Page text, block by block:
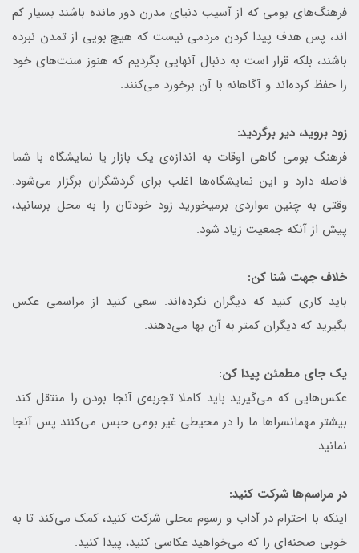
فرهنگ‌های بومی که از آسیب دنیای مدرن دور مانده باشند بسیار کم
اند، پس هدف پیدا کردن مردمی نیست که هیچ بویی از تمدن نبرده
باشند، بلکه قرار است به دنبال آنهایی بگردیم که هنوز سنت‌های خود
را حفظ کرده‌اند و آگاهانه با آن برخورد می‌کنند.
زود بروید، دیر برگردید:
فرهنگ بومی گاهی اوقات به اندازه‌ی یک بازار یا نمایشگاه با شما
فاصله دارد و این نمایشگاه‌ها اغلب برای گردشگران برگزار می‌شود.
وقتی به چنین مواردی بر‌می‎خورید زود خودتان را به محل برسانید،
پیش از آنکه جمعیت زیاد شود.
خلاف جهت شنا کن:
باید کاری کنید که دیگران نکرده‌اند. سعی کنید از مراسمی عکس
بگیرید که دیگران کمتر به آن بها می‌دهند.
یک جای مطمئن پیدا کن:
عکس‌هایی که می‌گیرید باید کاملا تجربه‌ی آنجا بودن را منتقل کند.
بیشتر مهمانسراها ما را در محیطی غیر بومی حبس می‌کنند پس آنجا
نمانید.
در مراسم‌ها شرکت کنید:
اینکه با احترام در آداب و رسوم محلی شرکت کنید، کمک می‌کند تا به
خوبی صحنه‌ای را که می‌خواهید عکاسی کنید، پیدا کنید.